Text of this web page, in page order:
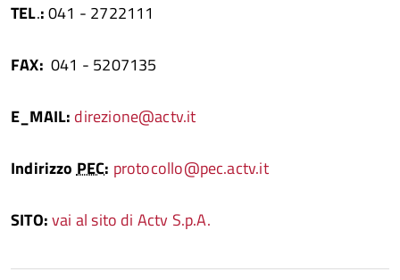
TEL.:041 - 2722111
FAX: 041 - 5207135
E_MAIL: direzione@actv.it
IndirizzoPEC: protocollo@pec.actv.it
SITO:vai al sito di Actv S.p.A.